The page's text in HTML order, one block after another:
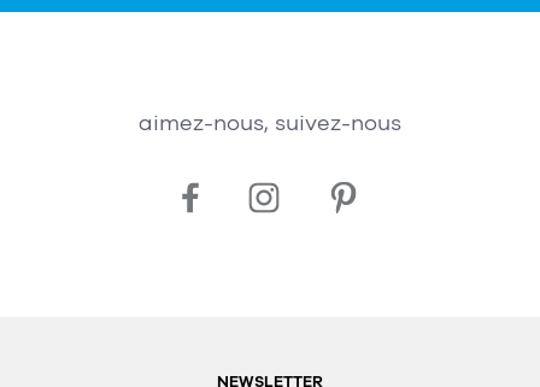
aimez-nous, suivez-nous
NEWSLETTER